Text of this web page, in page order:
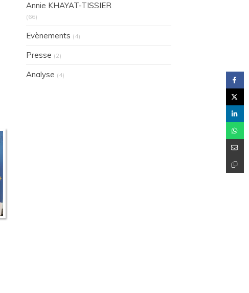
Annie KHAYAT-TISSIER
(66)
Evènements (4)
Presse (2)
Analyse (4)